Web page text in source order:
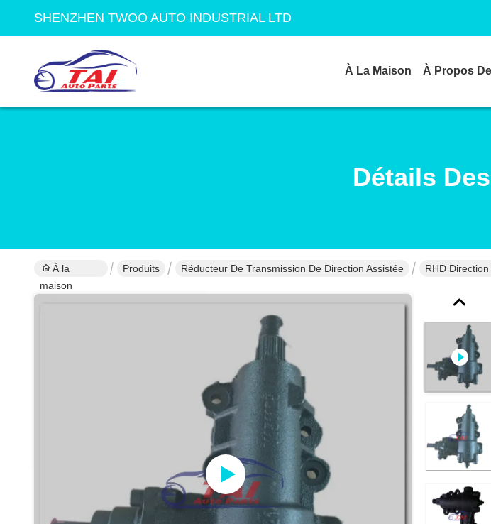
SHENZHEN TWOO AUTO INDUSTRIAL LTD
À La Maison À Propos
Détails
À la
maison
Produits Réducteur De Transmission De Direction Assistée RHD